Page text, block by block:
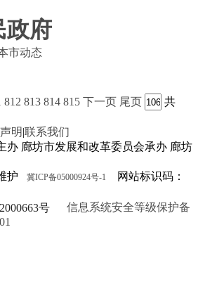
市动态
812 813 814 815 下一页 尾页
共
明|联系我们
办 廊坊市发展和改革委员会承办 廊坊
护
冀ICP备05000924号-1
网站标识码：
号
信息系统安全等级保护备